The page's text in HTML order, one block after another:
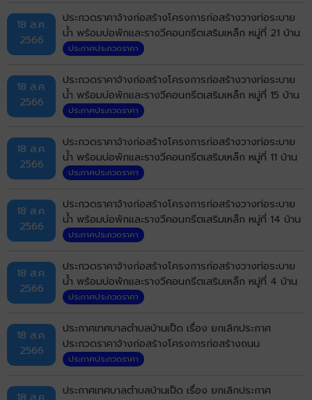
ขอนแก่น
18 ส.ค.
2566
ประกวดราคาจ้างก่อสร้างโครงการก่อสร้างวางท่อระบาย
น้ำ พร้อมบ่อพักและรางวีคอนกรีตเสริมเหล็ก หมู่ที่ 21 บ้าน
โคกฟันโปง ซอยทุ่งทอง (ฝั่งทิศเหนือ) ตำบลบ้านเป็ด
ประกาศประกวดราคา
18 ส.ค.
2566
ประกวดราคาจ้างก่อสร้างโครงการก่อสร้างวางท่อระบาย
น้ำ พร้อมบ่อพักและรางวีคอนกรีตเสริมเหล็ก หมู่ที่ 15 บ้าน
หนองขาม (ซอยสำอางค์) ตำบลบ้านเป็ด อำเภอเมือง
ประกาศประกวดราคา
18 ส.ค.
2566
ประกวดราคาจ้างก่อสร้างโครงการก่อสร้างวางท่อระบาย
น้ำ พร้อมบ่อพักและรางวีคอนกรีตเสริมเหล็ก หมู่ที่ 11 บ้าน
สันติสุข (ซอย 1) ตำบลบ้านเป็ด อำเภอเมืองขอนแก่น
ประกาศประกวดราคา
18 ส.ค.
2566
ประกวดราคาจ้างก่อสร้างโครงการก่อสร้างวางท่อระบาย
น้ำ พร้อมบ่อพักและรางวีคอนกรีตเสริมเหล็ก หมู่ที่ 14 บ้าน
หัวทุ่งนคร (ถนนแยกครัวแก่นทองถึงที่ทำการกำนัน) ตำบล
ประกาศประกวดราคา
18 ส.ค.
2566
ประกวดราคาจ้างก่อสร้างโครงการก่อสร้างวางท่อระบาย
น้ำ พร้อมบ่อพักและรางวีคอนกรีตเสริมเหล็ก หมู่ที่ 4 บ้าน
โคกฟันโปง (ซอยบ้านนายสมศรี จุลดาบุดดี ถึงบ้านนาย
จังหวัดขอนแก่น
ประกาศประกวดราคา
18 ส.ค.
2566
ประกาศเทศบาลตำบลบ้านเป็ด เรื่อง ยกเลิกประกาศ
ประกวดราคาจ้างก่อสร้างโครงการก่อสร้างถนน
คอนกรีตเสริมเหล็ก หมู่ที่ 1 บ้านเป็ด (ซอยอุดมสุข) ตำบล
กวดรคาอิเล็กทรอนิกส์ (e-bidding)
ประกาศประกวดราคา
ประกาศเทศบาลตำบลบ้านเป็ด เรื่อง ยกเลิกประกาศ